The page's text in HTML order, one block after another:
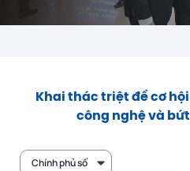
Khai thác triệt để cơ
công nghệ và
Chính phủ số